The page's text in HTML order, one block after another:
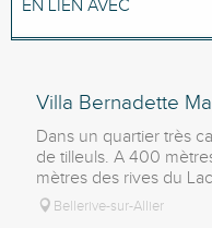
EN LIEN AVEC
Villa Bernadette
Dans un quartier très
de tilleuls. A 400
mètres des rives du
Bellerive-sur-Allier